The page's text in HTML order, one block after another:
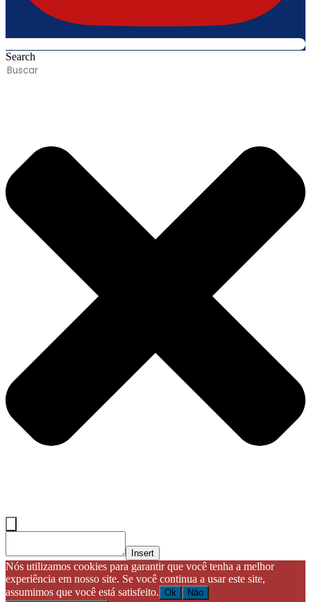
Search
Insert
Nós utilizamos cookies para garantir que você tenha a melhor
experiência em nosso site. Se você continua a usar este site,
assumimos que você está satisfeito. Ok
Não